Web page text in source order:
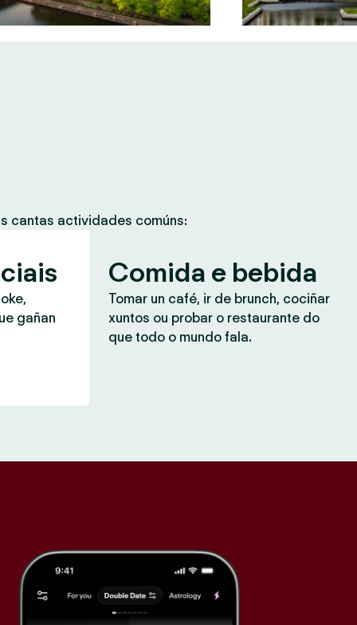
cantas actividades comúns:
gañan
Comida e bebida
Tomar un café, ir de brunch, cociñar
xuntos ou probar o restaurante do
que todo o mundo fala.